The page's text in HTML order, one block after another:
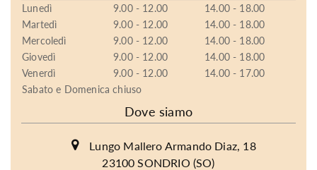
Lunedì 9.00 - 12.00
14.00 - 18.00
Martedì
9.00 - 12.00
14.00 - 18.00
Mercoledì
9.00 - 12.00
14.00 - 18.00
Giovedì
9.00 - 12.00
14.00 - 18.00
Venerdì
9.00 - 12.00
14.00 - 17.00
Sabato e Domenica chiuso
Dove siamo
Lungo Mallero Armando Diaz, 18
23100 SONDRIO (SO)